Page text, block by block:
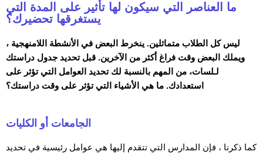
ما العناصر التي سيكون لها تأثير على المدة التي
يستغرقها تحضيرك؟
ليس كل الطلاب متماثلين. ينخرط البعض في الأنشطة اللامنهجية ،
ويملك البعض وقت فراغ أكثر من الآخرين. قبل تحديد جدول دراستك
لـلسات، من المهم بالنسبة لك تحديد العوامل التي تؤثر على
استعدادك. ما هي الأشياء التي تؤثر على وقت دراستك؟
الجامعات أو الكليات
كما ذكرنا ، فإن المدارس التي تتقدم إليها هي عوامل رئيسية في تحديد